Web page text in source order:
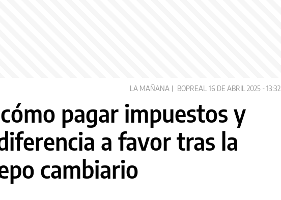
LA MAÑANA BOPREAL 16 DE ABRIL 2025 - 13:32
pagar impuestos y
a favor tras la
cambiario